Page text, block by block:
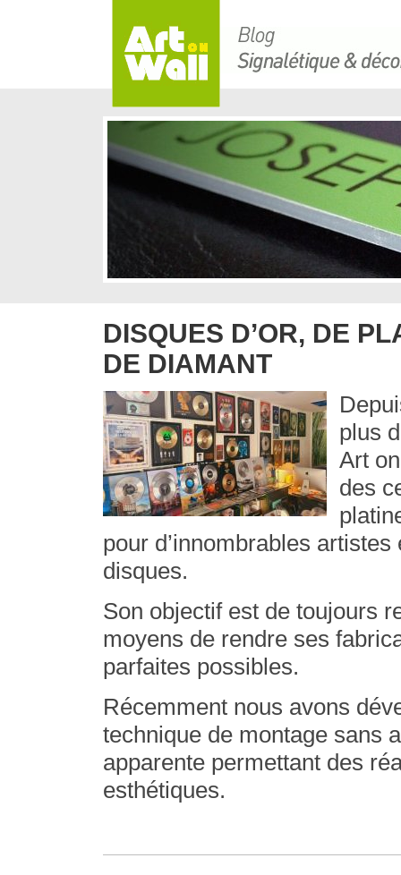
DISQUES D’OR, DE
DE DIAMANT
plus
Art
des
pour d’innombrables
disques.
Son objectif est de toujours
moyens de rendre ses
parfaites possibles.
Récemment nous avons
technique de montage sans
apparente permettant des
esthétiques.